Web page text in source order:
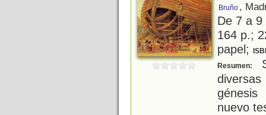
Bruño ,
De 7 a
164 p.;
papel;
Resumen:
nuevo